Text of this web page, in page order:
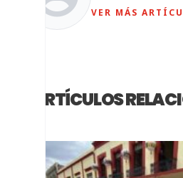
VER MÁS
ARTÍCULOS